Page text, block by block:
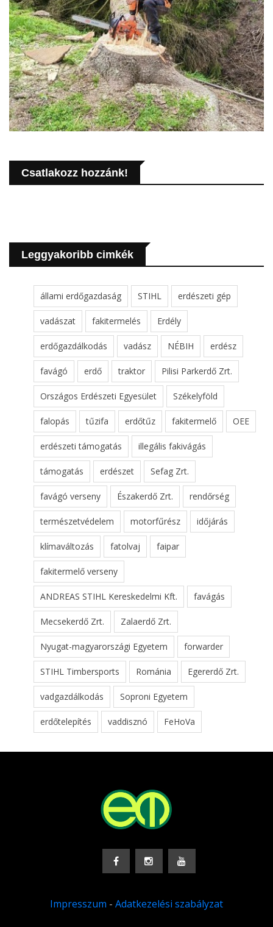
Csatlakozz hozzánk!
Leggyakoribb cimkék
állami erdőgazdaság STIHL erdészeti gép
vadászat fakitermelés Erdély
erdőgazdálkodás vadász NÉBIH erdész
favágó erdő traktor Pilisi Parkerdő Zrt.
Országos Erdészeti Egyesület Székelyföld
falopás tűzifa erdőtűz fakitermelő OEE
erdészeti támogatás illegális fakivágás
támogatás erdészet Sefag Zrt.
favágó verseny Északerdő Zrt. rendőrség
természetvédelem motorfűrész időjárás
klímaváltozás fatolvaj faipar
fakitermelő verseny
ANDREAS STIHL Kereskedelmi Kft. favágás
Mecsekerdő Zrt. Zalaerdő Zrt.
Nyugat-magyarországi Egyetem forwarder
STIHL Timbersports Románia Egererdő Zrt.
vadgazdálkodás Soproni Egyetem
erdőtelepítés vaddisznó FeHoVa
Impresszum - Adatkezelési szabályzat